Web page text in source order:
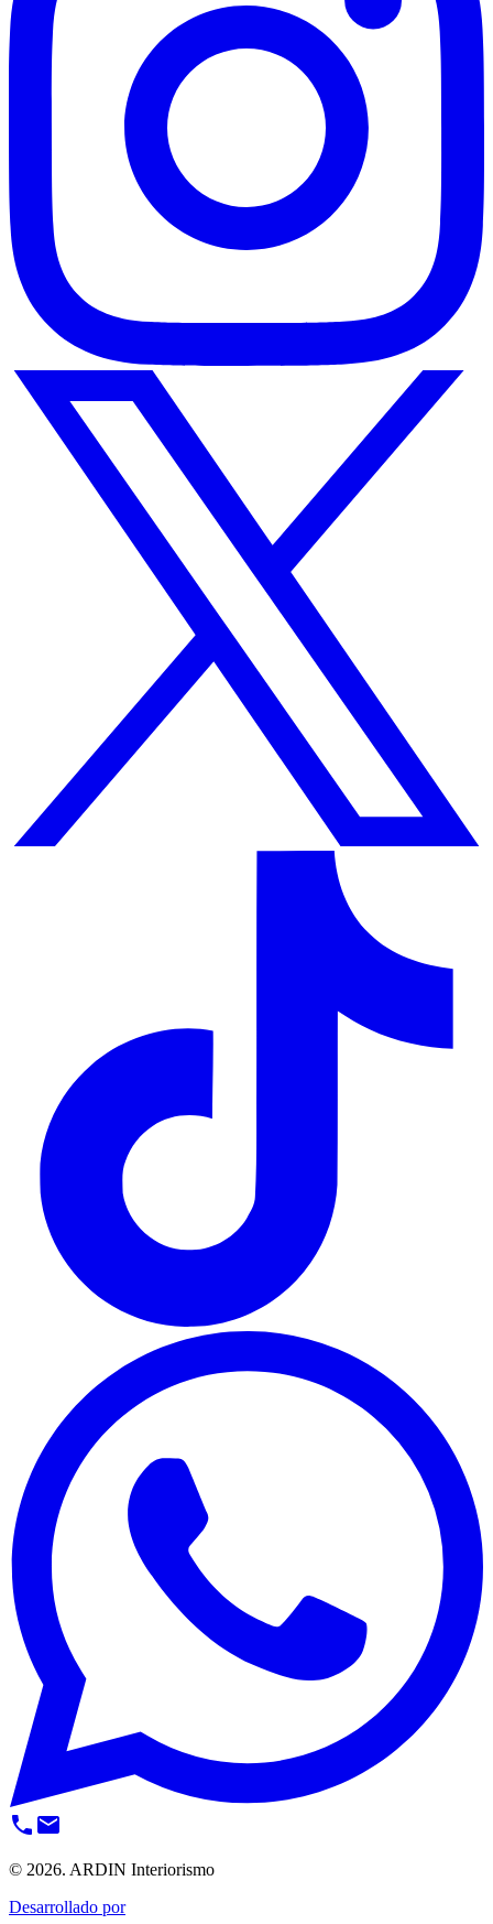
phone email
© 2026. ARDIN Interiorismo
Desarrollado por